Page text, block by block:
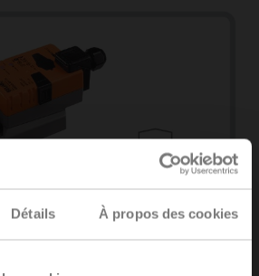
Détails À propos des cookies
de servomoteurs